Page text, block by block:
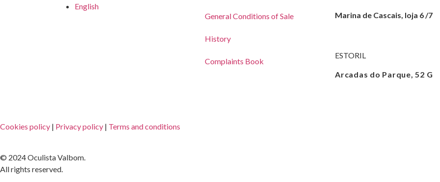
English
General Conditions of Sale
History
Complaints Book
Marina de Cascais, loja 6 /7
ESTORIL
Arcadas do Parque, 52 G
Cookies policy | Privacy policy | Terms and conditions
© 2024 Oculista Valbom.
All rights reserved.